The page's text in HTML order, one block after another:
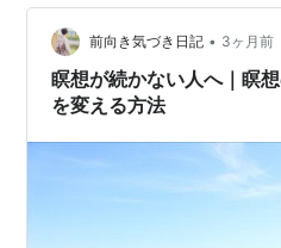
前向き気づき日記 • 3ヶ月前
瞑想が続かない人へ｜瞑
を変える方法